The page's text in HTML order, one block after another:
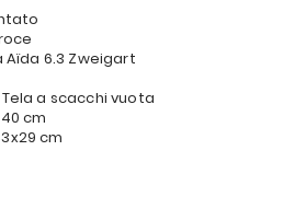
Aïda 6.3 Zweigart
a scacchi vuota
cm
cm